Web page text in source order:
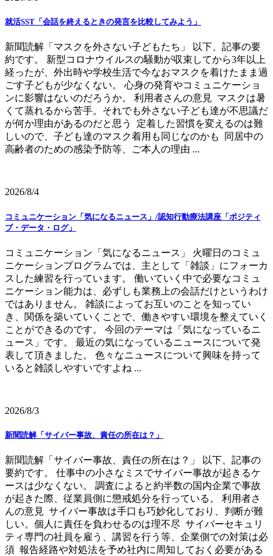
就活SST「会話を終えるときの発言を比較してみよう」
新聞読解「マスクを外さない子どもたち」 以下、記事の要
約です。 新型コロナウイルスの騒動が収束してから3年以上
経ったが、外出時や学校生活で今なおマスクを着けたまま過
ごす子どもが少なくない。 心身の発育やコミュニケーショ
ンに影響はないのだろうか。 利用者さんの意見 マスクは暑
くて蒸れるから苦手。それでも外さない子ども達が不思議だ
が何か理由があるのだと思う 定着した習慣を変えるのは難
しいので、子ども達のマスク着用も同じなのかも 同居中の
高齢者のための感染予防等、ご本人の理由 ...
2026/8/4
コミュニケーション「気になるニュース」/認知行動療法講座「ポジティ
ブ・データ・ログ」
コミュニケーション「気になるニュース」 火曜日のコミュ
ニケーションプログラムでは、主として「雑談」にフォーカ
スした練習を行っています。 働いていく中で必要なコミュ
ニケーション能力は、必ずしも業務上の会話だけというわけ
ではありません。 雑談によってお互いのことを知ってい
き、関係を築いていくことで、働きやすい環境を整えていく
ことができるのです。 今回のテーマは「気になっているニ
ュース」です。 最近の気になっているニュースについて発
表して頂きました。 色々なニュースについて興味を持って
いると雑談しやすいですよね ...
2026/8/3
新聞読解「サイバー事故、責任の所在は？」
新聞読解「サイバー事故、責任の所在は？」 以下、記事の
要約です。 仕事中の小さなミスでサイバー事故が起きるケ
ースは少なくない。 調査によると約半数の国内企業で事故
が起きた際、従業員側に懲戒処分を行っている。 利用者さ
んの意見 サイバー事故は手口も巧妙化しており、判断が難
しい。個人に責任を負わせるのは理不尽 サイバーセキュリ
ティ専門の社員を雇う、講習を行う等、企業側での対策は必
須 報告経路や対処法を予め社内に周知しておく必要がある